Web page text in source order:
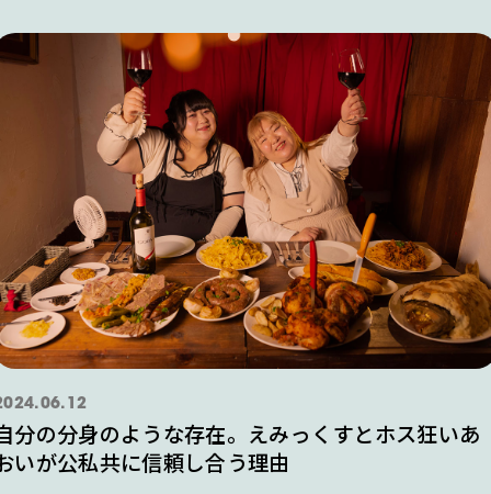
分の分身のような存在。えみっくすとホス狂いあ
いが公私共に信頼し合う理由